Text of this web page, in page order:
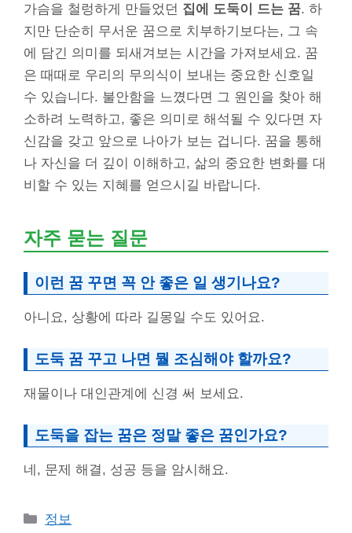
가슴을 철렁하게 만들었던 집에 도둑이 드는 꿈. 하
지만 단순히 무서운 꿈으로 치부하기보다는, 그 속
에 담긴 의미를 되새겨보는 시간을 가져보세요. 꿈
은 때때로 우리의 무의식이 보내는 중요한 신호일
수 있습니다. 불안함을 느꼈다면 그 원인을 찾아 해
소하려 노력하고, 좋은 의미로 해석될 수 있다면 자
신감을 갖고 앞으로 나아가 보는 겁니다. 꿈을 통해
나 자신을 더 깊이 이해하고, 삶의 중요한 변화를 대
비할 수 있는 지혜를 얻으시길 바랍니다.
자주 묻는 질문
이런 꿈 꾸면 꼭 안 좋은 일 생기나요?
아니요, 상황에 따라 길몽일 수도 있어요.
도둑 꿈 꾸고 나면 뭘 조심해야 할까요?
재물이나 대인관계에 신경 써 보세요.
도둑을 잡는 꿈은 정말 좋은 꿈인가요?
네, 문제 해결, 성공 등을 암시해요.
Categories
정보